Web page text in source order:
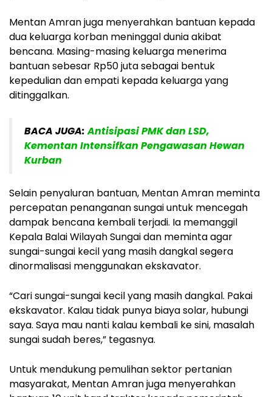
Mentan Amran juga menyerahkan bantuan kepada
dua keluarga korban meninggal dunia akibat
bencana. Masing-masing keluarga menerima
bantuan sebesar Rp50 juta sebagai bentuk
kepedulian dan empati kepada keluarga yang
ditinggalkan.
BACA JUGA:Antisipasi PMK dan LSD,
Kementan Intensifkan Pengawasan Hewan
Kurban
Selain penyaluran bantuan, Mentan Amran meminta
percepatan penanganan sungai untuk mencegah
dampak bencana kembali terjadi. Ia memanggil
Kepala Balai Wilayah Sungai dan meminta agar
sungai-sungai kecil yang masih dangkal segera
dinormalisasi menggunakan ekskavator.
“Cari sungai-sungai kecil yang masih dangkal. Pakai
ekskavator. Kalau tidak punya biaya solar, hubungi
saya. Saya mau nanti kalau kembali ke sini, masalah
sungai sudah beres,” tegasnya.
Untuk mendukung pemulihan sektor pertanian
masyarakat, Mentan Amran juga menyerahkan